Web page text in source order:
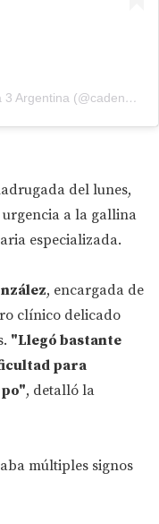
Una publicación compartida por Cadena 3 Argentina (@cadena3com)
del lunes,
a la gallina
especializada.
, encargada de
clínico delicado
"Llegó bastante
para
, detalló la
múltiples signos